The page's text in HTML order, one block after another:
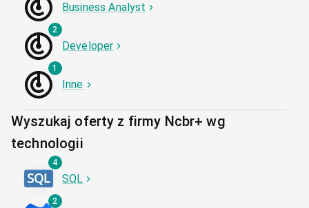
Business Analyst
2
Developer
1
Inne
Wyszukaj oferty z firmy Ncbr+ wg
technologii
4
SQL
2